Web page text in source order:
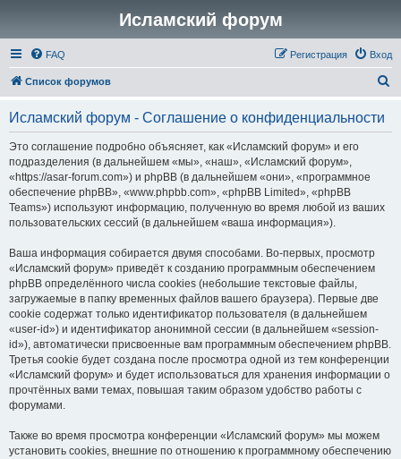
Исламский форум
FAQ Вход
Регистрация
Список форумов
Исламский форум - Соглашение о конфиденциальности
Это соглашение подробно объясняет, как «Исламский форум» и его
подразделения (в дальнейшем «мы», «наш», «Исламский форум»,
«https://asar-forum.com») и phpBB (в дальнейшем «они», «программное
обеспечение phpBB», «www.phpbb.com», «phpBB Limited», «phpBB
Teams») используют информацию, полученную во время любой из ваших
пользовательских сессий (в дальнейшем «ваша информация»).
Ваша информация собирается двумя способами. Во-первых, просмотр
«Исламский форум» приведёт к созданию программным обеспечением
phpBB определённого числа cookies (небольшие текстовые файлы,
загружаемые в папку временных файлов вашего браузера). Первые две
cookie содержат только идентификатор пользователя (в дальнейшем
«user-id») и идентификатор анонимной сессии (в дальнейшем «session-
id»), автоматически присвоенные вам программным обеспечением phpBB.
Третья cookie будет создана после просмотра одной из тем конференции
«Исламский форум» и будет использоваться для хранения информации о
прочтённых вами темах, повышая таким образом удобство работы с
форумами.
Также во время просмотра конференции «Исламский форум» мы можем
установить cookies, внешние по отношению к программному обеспечению